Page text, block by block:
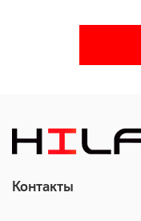
Контакты